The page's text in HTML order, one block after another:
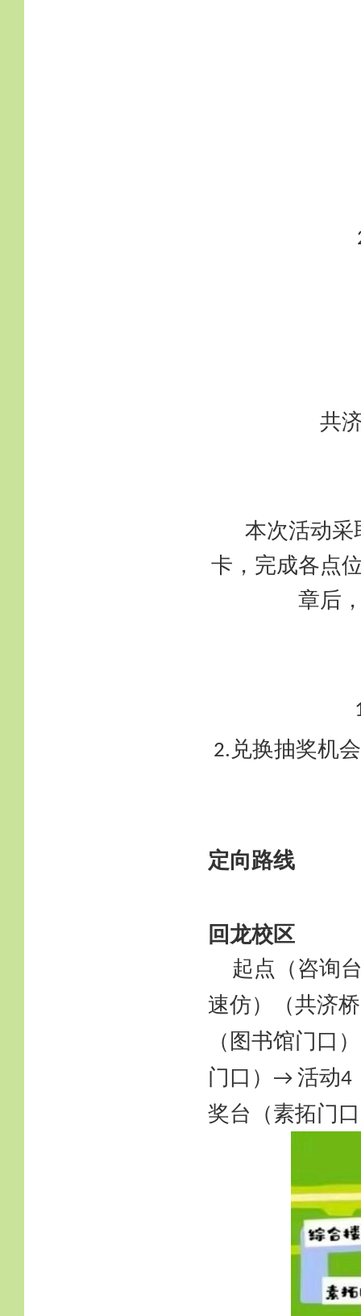
共
本次活动采
卡，完成各点
章后
2. 兑换抽奖机
定向路线
回龙校区
起点（咨询
速仿）（共济
（图书馆门口）
门口） → 活动4
奖台（素拓门